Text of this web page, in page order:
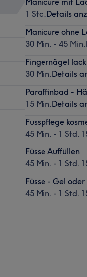
1 Std.Details
Manicure ohne
30 Min. - 45 Min.
Fingernägel
30 Min.Details
Paraffinbad -
15 Min.Details
Fusspflege
45 Min. - 1 Std.
Füsse Auffüllen
45 Min. - 1 Std.
Füsse - Gel
45 Min. - 1 Std.